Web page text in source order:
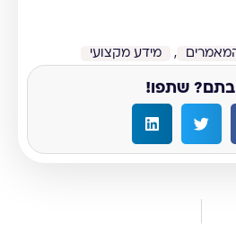
, מידע מקצועי
שתפו!